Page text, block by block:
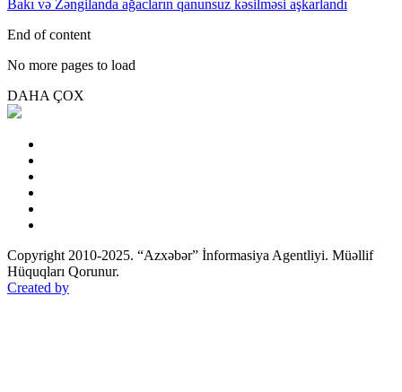
Bakı və Zəngilanda ağacların qanunsuz kəsilməsi aşkarlandı
End of content
No more pages to load
DAHA ÇOX
Copyright 2010-2025. “Azxəbər” İnformasiya Agentliyi. Müəllif
Hüquqları Qorunur.
Created by